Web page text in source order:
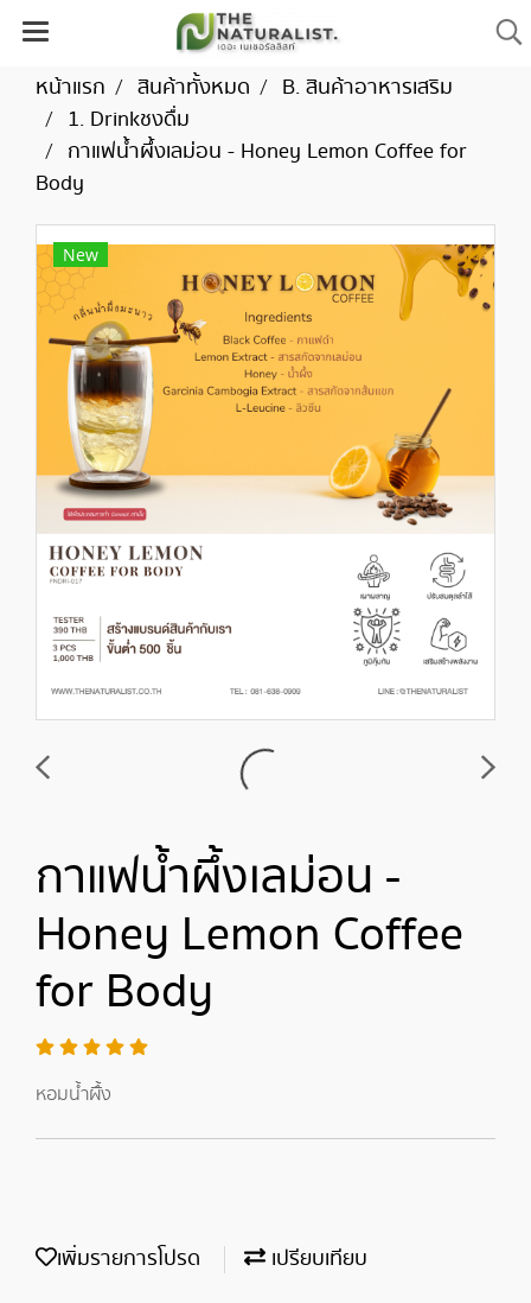
หน้าแรก สินค้าทั้งหมด
B. สินค้าอาหารเสริม
1. Drinkชงดื่ม
กาแฟน้ำผึ้งเลม่อน - Honey Lemon Coffee for
Body
New
กาแฟน้ำผึ้งเลม่อน -
Honey Lemon Coffee
for Body
หอมน้ำผึ้ัง
เพิ่มรายการโปรด เปรียบเทียบ